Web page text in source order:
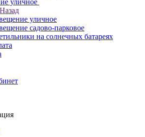
уличное
Назад
уличное
садово-парковое
на солнечных батареях